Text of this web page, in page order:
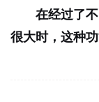
在经过了
很大时，这种